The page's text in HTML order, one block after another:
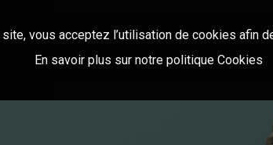
vous acceptez l’utilisation de cookies afin
En savoir plus sur notre politique Cookies